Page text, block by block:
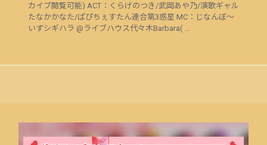
カイブ閲覧可能) ACT：くらげのつき/武岡あや乃/演歌ギャル
たなかかなた/ぱぴちぇすたん連合第3惑星 MC：じなんぼ～
いずシギハラ @ライブハウス代々木Barbara( ...